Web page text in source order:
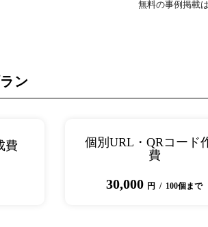
無料の事例掲載
ン
費
個別URL・QRコード
費
30,000 円 / 100個まで